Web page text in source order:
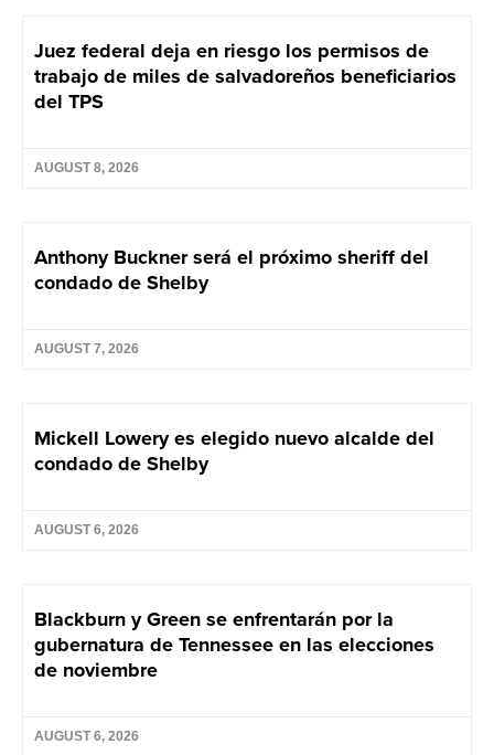
Juez federal deja en riesgo los permisos de
trabajo de miles de salvadoreños beneficiarios
del TPS
AUGUST 8, 2026
Anthony Buckner será el próximo sheriff del
condado de Shelby
AUGUST 7, 2026
Mickell Lowery es elegido nuevo alcalde del
condado de Shelby
AUGUST 6, 2026
Blackburn y Green se enfrentarán por la
gubernatura de Tennessee en las elecciones
de noviembre
AUGUST 6, 2026